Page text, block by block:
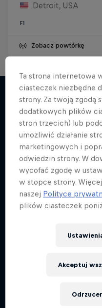
Detroit, USA
F1
Zobacz powtórkę
Więcej
Red Bull
Zobacz
3 sezon
Ta strona internetowa
ciasteczek niezbędne
strony. Za twoją zgodą
dodatkowych plików
stron trzecich) lub
umożliwić działanie
marketingowych i
odwiedzin strony. W
wycofać zgodę w
w stopce strony.
naszej Polityce
plików ciasteczek
Akceptuj